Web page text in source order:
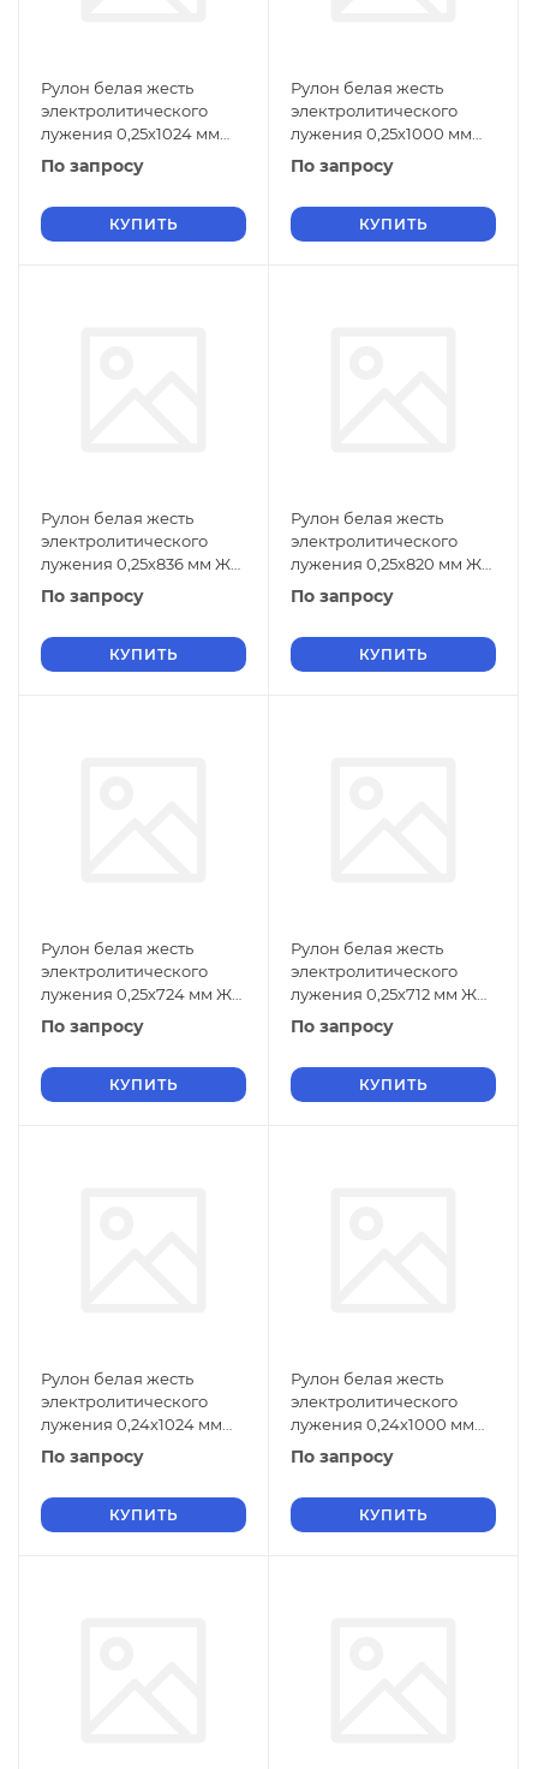
Рулон белая жесть
электролитического
лужения 0,25х1024 мм
ЖК ГОСТ Р 52204-2004
По запросу
КУПИТЬ
Рулон белая жесть
электролитического
лужения 0,25х1000 мм
ЖК ГОСТ Р 52204-2004
По запросу
КУПИТЬ
Рулон белая жесть
электролитического
лужения 0,25х836 мм ЖК
ГОСТ Р 52204-2004
По запросу
КУПИТЬ
Рулон белая жесть
электролитического
лужения 0,25х820 мм ЖК
ГОСТ Р 52204-2004
По запросу
КУПИТЬ
Рулон белая жесть
электролитического
лужения 0,25х724 мм ЖК
ГОСТ Р 52204-2004
По запросу
КУПИТЬ
Рулон белая жесть
электролитического
лужения 0,25х712 мм ЖК
ГОСТ Р 52204-2004
По запросу
КУПИТЬ
Рулон белая жесть
электролитического
лужения 0,24х1024 мм
ЖК ГОСТ Р 52204-2004
По запросу
КУПИТЬ
Рулон белая жесть
электролитического
лужения 0,24х1000 мм
ЖК ГОСТ Р 52204-2004
По запросу
КУПИТЬ